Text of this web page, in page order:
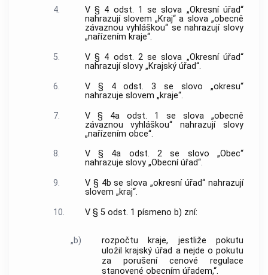
4.
V § 4 odst. 1 se slova „Okresní úřad“
nahrazují slovem „Kraj“ a slova „obecně
závaznou vyhláškou“ se nahrazují slovy
„nařízením kraje“.
5.
V § 4 odst. 2 se slova „Okresní úřad“
nahrazují slovy „Krajský úřad“.
6.
V § 4 odst. 3 se slovo „okresu“
nahrazuje slovem „kraje“.
7.
V § 4a odst. 1 se slova „obecně
závaznou vyhláškou“ nahrazují slovy
„nařízením obce“.
8.
V § 4a odst. 2 se slovo „Obec“
nahrazuje slovy „Obecní úřad“.
9.
V § 4b se slova „okresní úřad“ nahrazují
slovem „kraj“.
10.
V § 5 odst. 1 písmeno b) zní:
„b)
rozpočtu kraje, jestliže pokutu
uložil krajský úřad a nejde o pokutu
za porušení cenové regulace
stanovené obecním úřadem,“.